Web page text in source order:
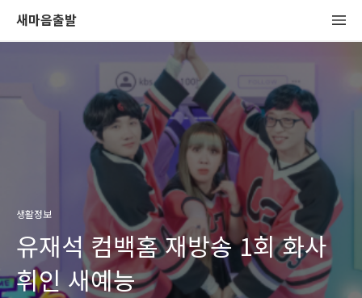
새마음출발
생활정보
유재석 컴백홈 재방송 1회 화사
휘인 새예능